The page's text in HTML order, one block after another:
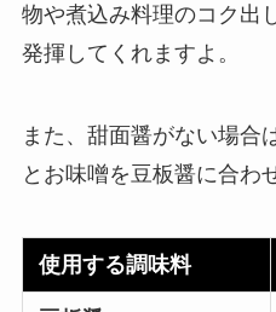
物や煮込み料理のコク出
発揮してくれますよ。
また、甜面醤がない場合
とお味噌を豆板醤に合わ
使用する調味料